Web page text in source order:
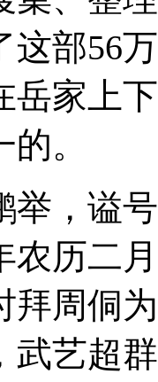
这部56
岳家上
。
，谥号
农历二
拜周侗
武艺超